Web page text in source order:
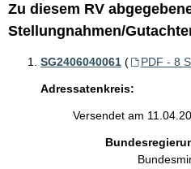
Zu diesem RV
Stellungnahmen/
SG2406040061 ( PDF - 8
Adressatenkreis:
Versendet am